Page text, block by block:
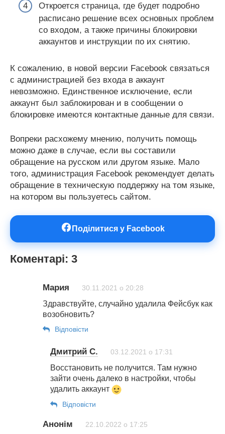
Откроется страница, где будет подробно
расписано решение всех основных проблем
со входом, а также причины блокировки
аккаунтов и инструкции по их снятию.
К сожалению, в новой версии Facebook связаться
с администрацией без входа в аккаунт
невозможно. Единственное исключение, если
аккаунт был заблокирован и в сообщении о
блокировке имеются контактные данные для связи.
Вопреки расхожему мнению, получить помощь
можно даже в случае, если вы составили
обращение на русском или другом языке. Мало
того, администрация Facebook рекомендует делать
обращение в техническую поддержку на том языке,
на котором вы пользуетесь сайтом.
Поділитися у Facebook
Коментарі: 3
Мария 30.11.2021 о 20:28
Здравствуйте, случайно удалила Фейсбук как
возобновить?
Відповіcти
Дмитрий С. 03.12.2021 о 17:31
Восстановить не получится. Там нужно
зайти очень далеко в настройки, чтобы
удалить аккаунт
Відповіcти
Анонім 22.10.2022 о 17:25